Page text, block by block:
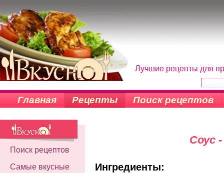
Лучшие рецепты для
Главная Рецепты Поиск рецептов
Поиск рецептов
Самые вкусные
Соус
Ингредиенты: